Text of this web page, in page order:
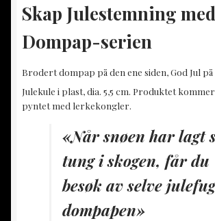
Skap Julestemning med
Dompap-serien
Brodert dompap på den ene siden, God Jul
Julekule i plast, dia. 5,5 cm. Produktet
pyntet med lerkekongler.
«Når snøen har lagt
tung i skogen, får du
besøk av selve
dompapen»